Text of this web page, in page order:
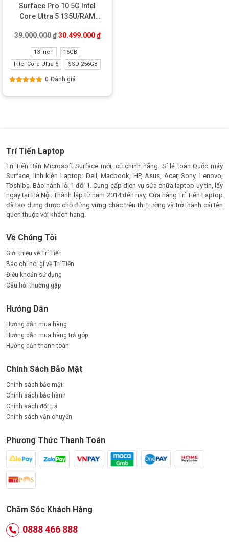
Surface Pro 10 5G Intel
Core Ultra 5 135U/RAM
Business
39.000.000₫ Giá gốc là: 39.000.000 ₫.
30.499.000₫Giá hiện tại là: 30.499.000 ₫.
13 inch
16GB
Intel Core Ultra 5
SSD 256GB
0 Đánh giá
Trí Tiến Laptop
Trí Tiến Bán Microsoft Surface mới, cũ chính hãng. Sỉ lẻ toàn Quốc máy
Surface, linh kiện Laptop: Dell, Macbook, HP, Asus, Acer, Sony, Lenovo,
Toshiba. Bảo hành lỗi 1 đổi 1. Cung cấp dịch vụ sửa chữa laptop uy tín, lấy
ngay tại Hà Nội. Thành lập từ năm 2014 đến nay, Cửa hàng Trí Tiến Laptop
đã tạo dựng được chỗ đứng vững chắc trên thị trường và trở thành cái tên
quen thuộc với khách hàng.
Về Chúng Tôi
Giới thiệu về Trí Tiến
Báo chí nói gì về Trí Tiến
Điều khoản sử dụng
Câu hỏi thường gặp
Hướng Dẫn
Hướng dẫn mua hàng
Hướng dẫn mua hàng trả góp
Hướng dẫn thanh toán
Chính Sách Bảo Mật
Chính sách bảo mật
Chính sách bảo hành
Chính sách đổi trả
Chính sách vận chuyển
Phương Thức Thanh Toán
Chăm Sóc Khách Hàng
0888 466 888